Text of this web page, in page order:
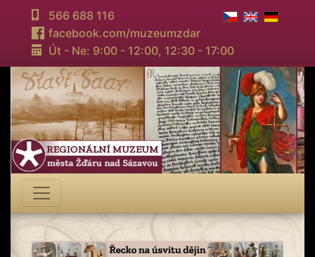
566 688 116
facebook.com/muzeumzdar
Út - Ne: 9:00 - 12:00, 12:30 - 17:00